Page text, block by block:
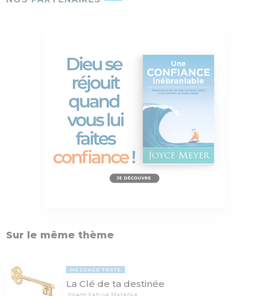
Sur le même thème
MESSAGE TEXTE
La Clé de ta destinée
Joseph Kabuya Masanka